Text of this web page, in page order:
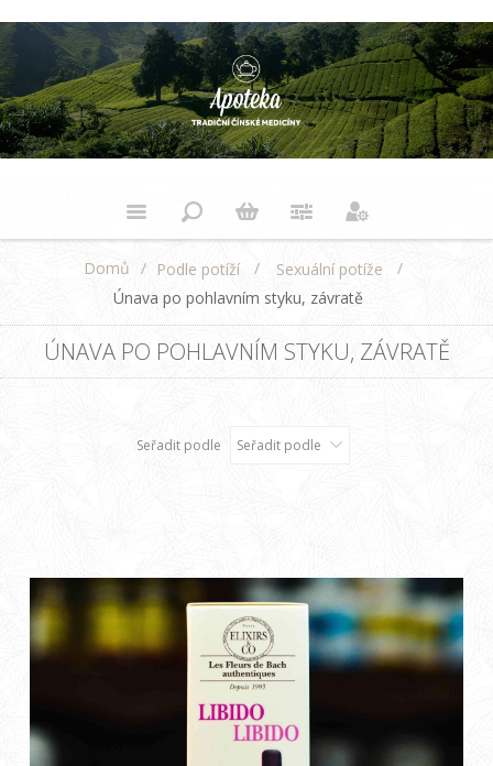
Domů / Podle potíží / Sexuální potíže
/
Únava po pohlavním styku, závratě
ÚNAVA PO POHLAVNÍM STYKU, ZÁVRATĚ
Seřadit podle Seřadit podle